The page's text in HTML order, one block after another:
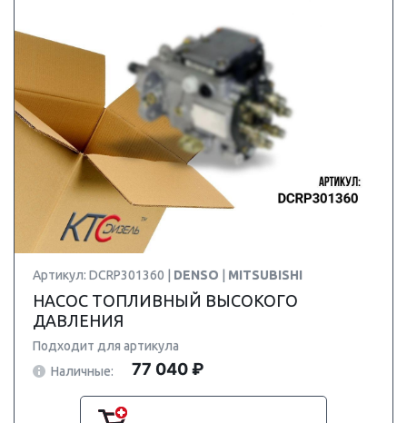
Артикул: DCRP301360 | DENSO MITSUBISHI
НАСОС ТОПЛИВНЫЙ ВЫСОКОГО
ДАВЛЕНИЯ
Подходит для артикула
Наличные:
77 040 ₽